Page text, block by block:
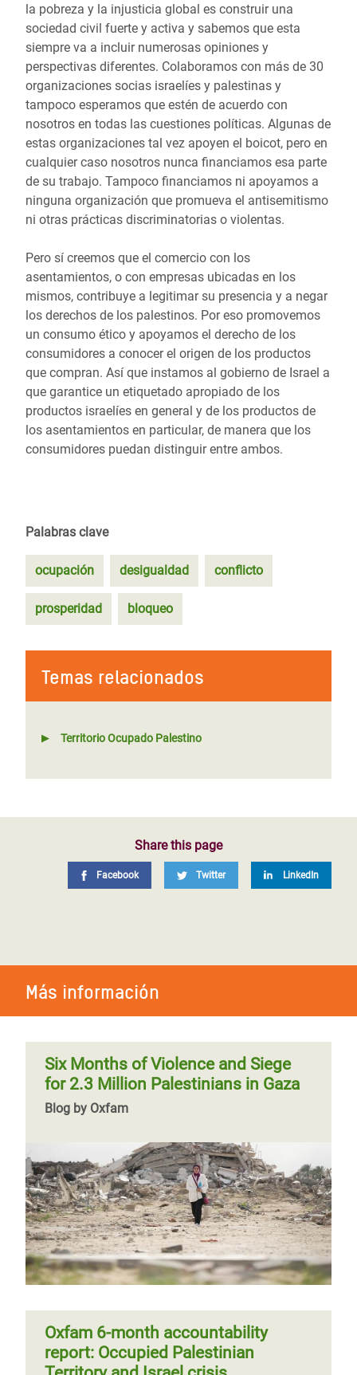
la pobreza y la injusticia global es construir una
sociedad civil fuerte y activa y sabemos que esta
siempre va a incluir numerosas opiniones y
perspectivas diferentes. Colaboramos con más de 30
organizaciones socias israelíes y palestinas y
tampoco esperamos que estén de acuerdo con
nosotros en todas las cuestiones políticas. Algunas de
estas organizaciones tal vez apoyen el boicot, pero en
cualquier caso nosotros nunca financiamos esa parte
de su trabajo. Tampoco financiamos ni apoyamos a
ninguna organización que promueva el antisemitismo
ni otras prácticas discriminatorias o violentas.
Pero sí creemos que el comercio con los
asentamientos, o con empresas ubicadas en los
mismos, contribuye a legitimar su presencia y a negar
los derechos de los palestinos. Por eso promovemos
un consumo ético y apoyamos el derecho de los
consumidores a conocer el origen de los productos
que compran. Así que instamos al gobierno de Israel a
que garantice un etiquetado apropiado de los
productos israelíes en general y de los productos de
los asentamientos en particular, de manera que los
consumidores puedan distinguir entre ambos.
Palabras clave
ocupación desigualdad conflicto
prosperidad bloqueo
Temas relacionados
Territorio Ocupado Palestino
Share this page
Facebook Twitter LinkedIn
Más información
Six Months of Violence and Siege
for 2.3 Million Palestinians in Gaza
Blog by Oxfam
Oxfam 6-month accountability
report: Occupied Palestinian